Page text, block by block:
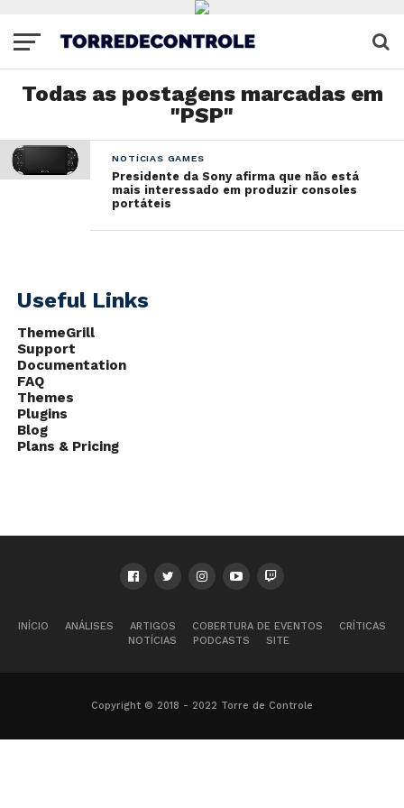
Todas as postagens marcadas em
"PSP"
NOTÍCIAS GAMES
Presidente da Sony afirma que não está
mais interessado em produzir consoles
portáteis
Useful Links
ThemeGrill
Support
Documentation
FAQ
Themes
Plugins
Blog
Plans & Pricing
INÍCIO ANÁLISES ARTIGOS COBERTURA DE EVENTOS
CRÍTICAS
NOTÍCIAS
PODCASTS SITE
Copyright © 2018 - 2022 Torre de Controle